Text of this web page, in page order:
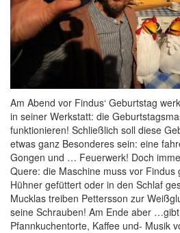
Am Abend vor Findus‘ Geburtstag
in seiner Werkstatt: die
funktionieren! Schließlich soll diese
etwas ganz Besonderes sein: eine
Gongen und … Feuerwerk! Doch
Quere: die Maschine muss vor
Hühner gefüttert oder in den Schlaf
Mucklas treiben Pettersson zur
seine Schrauben! Am Ende aber
Pfannkuchentorte, Kaffee und- Musik